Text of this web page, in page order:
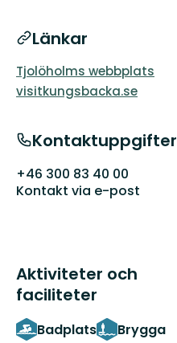
Länkar
Tjolöholms webbplats
visitkungsbacka.se
Kontaktuppgifter
+46 300 83 40 00
Kontakt via e-post
Aktiviteter och
faciliteter
Badplats Brygga